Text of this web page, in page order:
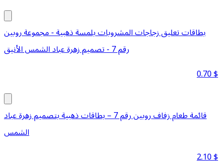
بطاقات تعليق زجاجات المشروبات بلمسة ذهبية - مجموعة روبين
رقم 7 - تصميم زهرة عباد الشمس الأنيق
0.70$
قائمة طعام زفاف روبين رقم 7 – بطاقات ذهبية بتصميم زهرة عباد
الشمس
2.10$